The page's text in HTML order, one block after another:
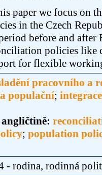
paper we focus on
in the Czech
before and after
policies like
for flexible
pracovního a
populační;
; population
- rodina, rodinná